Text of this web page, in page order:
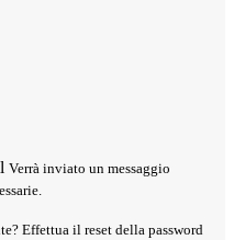
Verrà inviato un messaggio
Effettua il reset della password